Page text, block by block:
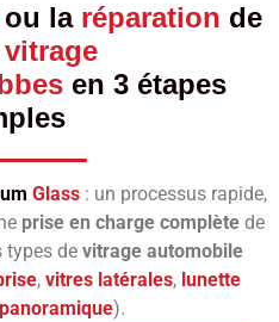
la réparation de
vitrage
en 3 étapes
Glass : un processus rapide,
prise en charge complète de
de vitrage automobile
, vitres latérales, lunette
).